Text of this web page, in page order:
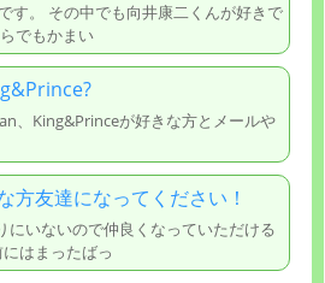
す。 その中でも向井康二くんが好きで
でもかまい
、King&Princeが好きな方とメールや
方友達になってください！
いないので仲良くなっていただける
はまったばっ